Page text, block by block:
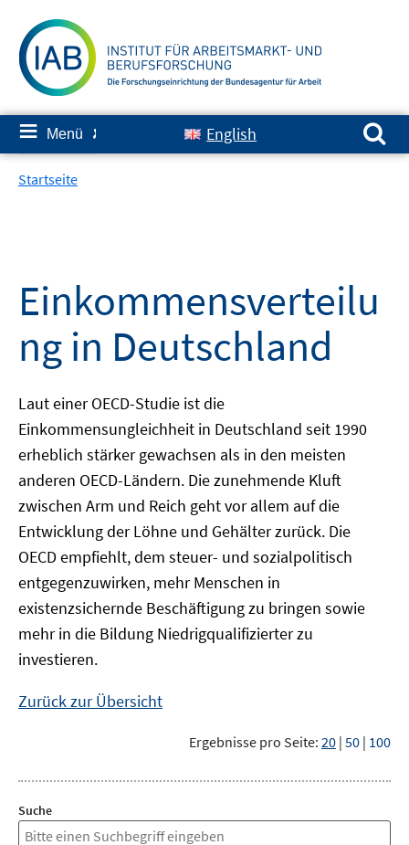
zum
Inhalt
≡ Menü ✘ English
Suchen nach:
Startseite
Einkommensverteilu
ng in Deutschland
Laut einer OECD-Studie ist die
Einkommensungleichheit in Deutschland seit 1990
erheblich stärker gewachsen als in den meisten
anderen OECD-Ländern. Die zunehmende Kluft
zwischen Arm und Reich geht vor allem auf die
Entwicklung der Löhne und Gehälter zurück. Die
OECD empfiehlt, dem steuer- und sozialpolitisch
entgegenzuwirken, mehr Menschen in
existenzsichernde Beschäftigung zu bringen sowie
mehr in die Bildung Niedrigqualifizierter zu
investieren.
Zurück zur Übersicht
Ergebnisse pro Seite: 20 | 50 | 100
Suche